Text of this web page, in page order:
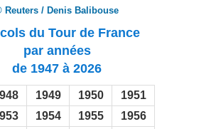
Reuters / Denis Balibouse
du Tour de France
par années
de 1947 à 2026
1949 1950
1951
1954 1955
1956